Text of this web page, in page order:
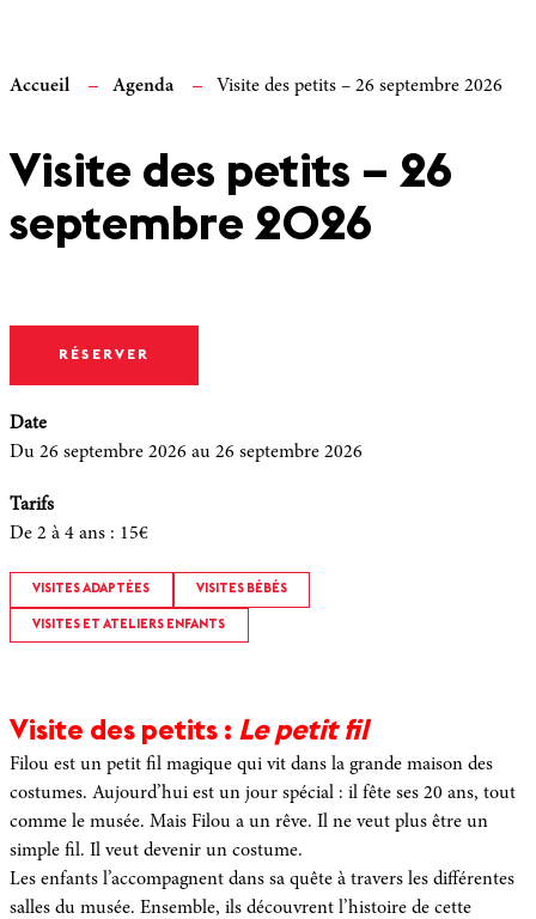
Accueil Agenda Visite des petits – 26 septembre 2026
Visite des petits – 26
septembre 2026
RÉSERVER
Date
Du 26 septembre 2026 au 26 septembre 2026
Tarifs
De 2 à 4 ans : 15€
VISITES ADAPTÉES VISITES BÉBÉS
VISITES ET ATELIERS ENFANTS
Visite des petits : Le petit fil
Filou est un petit fil magique qui vit dans la grande maison des
costumes. Aujourd’hui est un jour spécial : il fête ses 20 ans, tout
comme le musée. Mais Filou a un rêve. Il ne veut plus être un
simple fil. Il veut devenir un costume.
Les enfants l’accompagnent dans sa quête à travers les différentes
salles du musée. Ensemble, ils découvrent l’histoire de cette